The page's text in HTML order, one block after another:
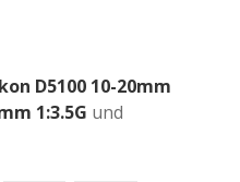
D5100 10-20mm
1:3.5G und